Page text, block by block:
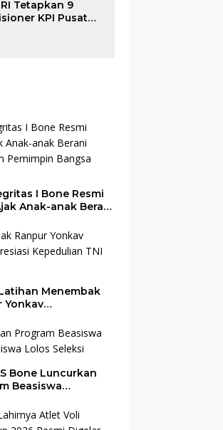
di
RI Tetapkan 9
KPI Pusat
I Bone Resmi
Anak-anak Berani
Menembak
Yonkav
Kepedulian TNI
Masyarakat Bone
Bone Luncurkan
Beasiswa
Lolos Seleksi